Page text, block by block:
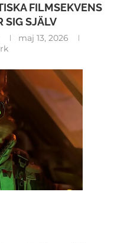
FILMSEKVENS
SIG SJÄLV
maj 13, 2026